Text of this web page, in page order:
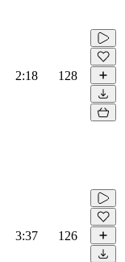
2:18 128
3:37 126